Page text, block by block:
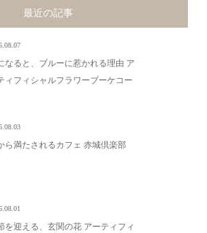
最近の記事
なると、ブルーに惹かれる理由 ア
ィフィシャルフラワーブーケコー
ら満たされるカフェ 赤城倶楽部
を迎える、玄関の花 アーティフィ